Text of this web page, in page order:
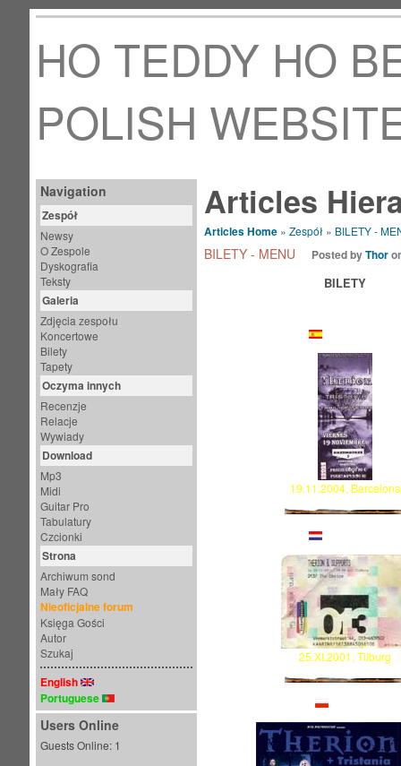
HO TEDDY HO
POLISH
Navigation
Zespół
Newsy
O Zespole
Dyskografia
Teksty
Galeria
Zdjęcia zespołu
Koncertowe
Bilety
Tapety
Oczyma innych
Recenzje
Relacje
Wywiady
Download
Mp3
Midi
Guitar Pro
Tabulatury
Czcionki
Strona
Archiwum sond
Mały FAQ
Nieoficjalne forum
Księga Gości
Autor
Szukaj
English
Portuguese
Users Online
Guests Online: 1
Articles
Articles Home » Zespół » BILETY -
BILETY - MENU Posted byThor
BILETY
HISZPANIA
19.11.2004, Barcelona
25.XI.2001, Tilburg
POLSKA